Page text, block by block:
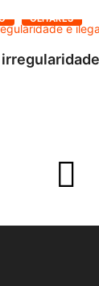
OLHARES